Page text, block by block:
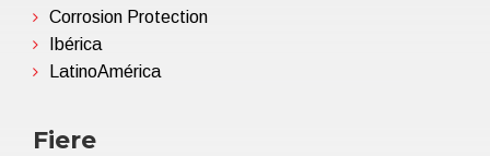
Corrosion Protection
Ibérica
LatinoAmérica
Fiere